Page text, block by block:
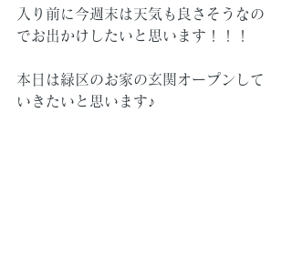
入り前に今週末は天気も良さそうなの
でお出かけしたいと思います！！！
本日は緑区のお家の玄関オープンして
いきたいと思います♪